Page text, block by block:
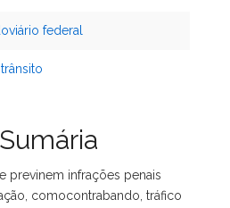
federal
previnem infrações penais
comocontrabando, tráfico